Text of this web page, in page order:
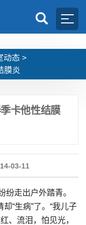
动态 >
膜炎
卡他性结膜
03-11
纷走出户外踏青。
“生病”了。“我儿子
、流泪，怕见光，